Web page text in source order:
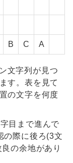
B C A
文字列が見つ
す。表を見て
の文字を何度
目まで進んで
の際に後ろ(3文
の余地があり